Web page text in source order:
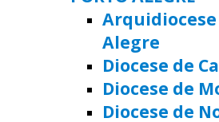
Alegre
Diocese de
Diocese de
Diocese de